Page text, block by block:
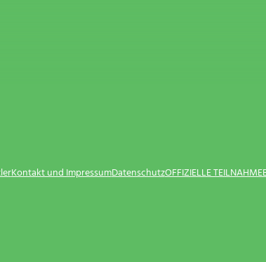
Kontakt und ImpressumDatenschutzOFFIZIELLE